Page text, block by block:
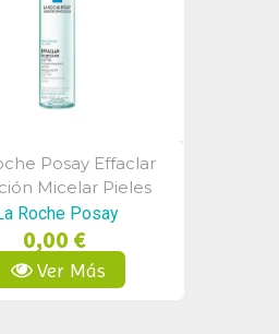
Vista Rápida
Posay Effaclar
Micelar Pieles
Grasas 400 Ml
Roche Posay
0,00 €
Ver Más